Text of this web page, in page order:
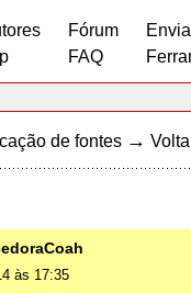
Fórum
FAQ
de fontes →
às 17:35